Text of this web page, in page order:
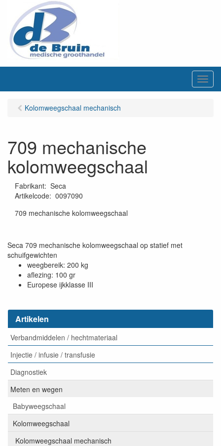
M
e
Kolomweegschaal mechanisch
709 mechanische
kolomweegschaal
Fabrikant: Seca
Artikelcode: 0097090
709 mechanische kolomweegschaal
Seca 709 mechanische kolomweegschaal op statief met
schuifgewichten
weegbereik: 200 kg
aflezing: 100 gr
Europese ijkklasse III
Artikelen
Verbandmiddelen / hechtmateriaal
Injectie / infusie / transfusie
Diagnostiek
Meten en wegen
Babyweegschaal
Kolomweegschaal
Kolomweegschaal mechanisch